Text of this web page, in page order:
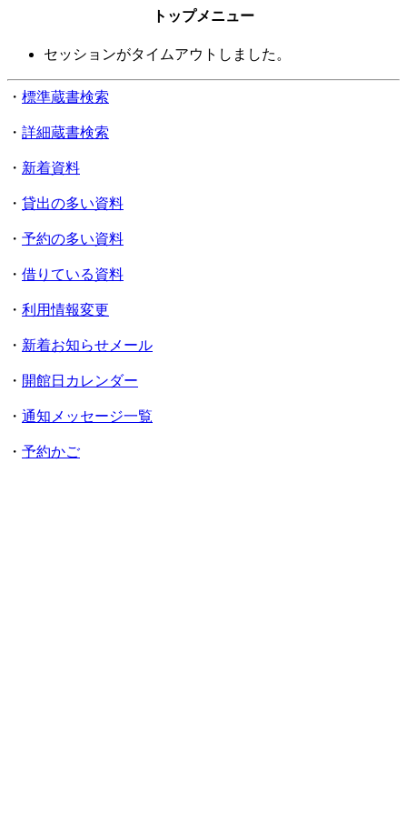
トップメニュー
セッションがタイムアウトしました。
・ 標準蔵書検索
・ 詳細蔵書検索
・ 新着資料
・ 貸出の多い資料
・ 予約の多い資料
・ 借りている資料
・ 利用情報変更
・ 新着お知らせメール
・ 開館日カレンダー
・ 通知メッセージ一覧
・ 予約かご